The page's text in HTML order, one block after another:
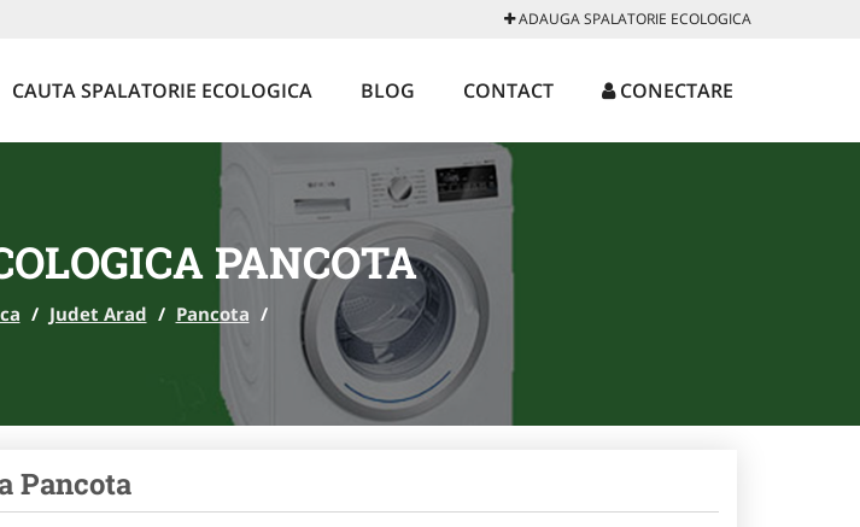
ADAUGA SPALATORIE ECOLOGICA
CAUTA SPALATORIE ECOLOGICA BLOG CONTACT CONECTARE
PANCOTA
/ Judet Arad / Pancota /
Pancota